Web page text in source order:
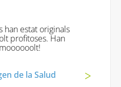
han estat originals
profitoses. Han
de la Salud